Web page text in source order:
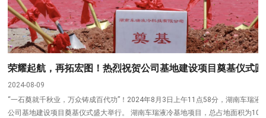
荣耀起航，再拓宏图！热烈祝贺公司基地建设项目奠基仪式
2024-08-09
“一石奠就千秋业，万众铸成百代功”！2024年8月3日上午11点58分，湖南车瑞液
公司基地建设项目奠基仪式盛大举行。 湖南车瑞液冷基地项目，总占地面积为